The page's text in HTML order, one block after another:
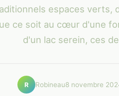
espaces verts,
ce soit au cœur d'une
d'un lac serein, ces
R Robineau8 novembre